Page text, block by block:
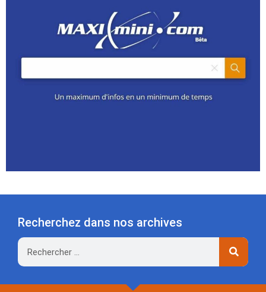
Recherchez dans nos archives
Rechercher